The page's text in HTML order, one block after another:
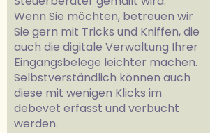
Wenn Sie möchten, betreuen wir
Sie gern mit Tricks und Kniffen, die
auch die digitale Verwaltung Ihrer
Eingangsbelege leichter machen.
Selbstverständlich können auch
diese mit wenigen Klicks im
debevet erfasst und verbucht
werden.